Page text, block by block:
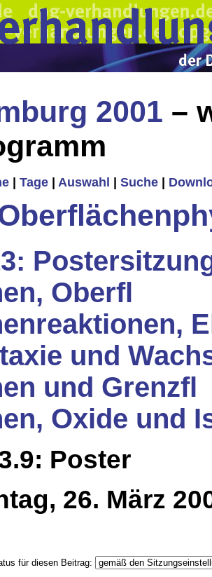
2001 –
Tage Auswahl Suche
Oberfl
und
und Grenzfl
Oxide und
Poster
26. März
für diesen Beitrag: